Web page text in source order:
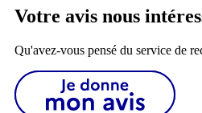
Votre avis nous
Qu'avez-vous pensé du service de